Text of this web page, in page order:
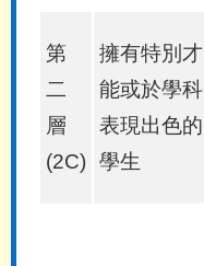
第
二
層
(2C)
擁有特別才
能或於學科
表現出色的
學生